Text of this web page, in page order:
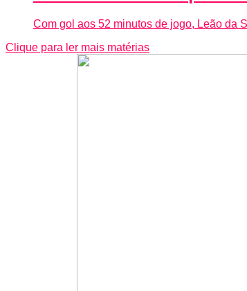
Com gol aos 52 minutos de jogo, Leão da
Clique para ler mais matérias